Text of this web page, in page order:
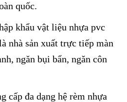
quốc.
khẩu vật liệu nhựa pvc
nhà sản xuất trực tiếp màn
ngăn bụi bẩn, ngăn côn
cấp đa dạng hệ rèm nhựa